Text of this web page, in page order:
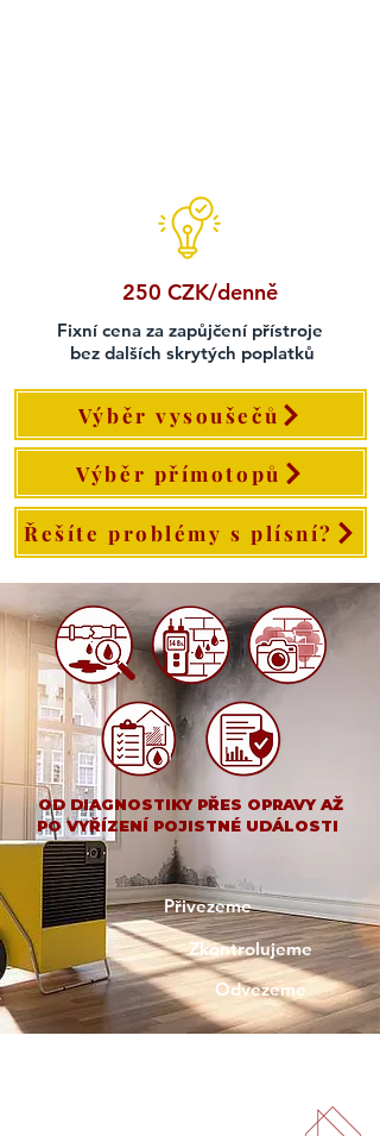
250 CZK/denně
Fixní cena za zapůjčení přístroje
bez dalších skrytých poplatků
Výběr vysoušečů
Výběr přímotopů
Řešíte problémy s plísní?
OD DIAGNOSTIKY PŘES OPRAVY AŽ
PO VYŘÍZENÍ POJISTNÉ UDÁLOSTI
Přivezeme
Zkontrolujeme
Odvezeme